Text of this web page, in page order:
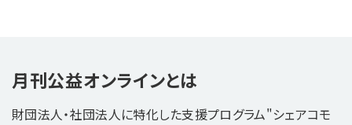
月刊公益オンラインとは
財団法人・社団法人に特化した支援プログラム"シェアコモ